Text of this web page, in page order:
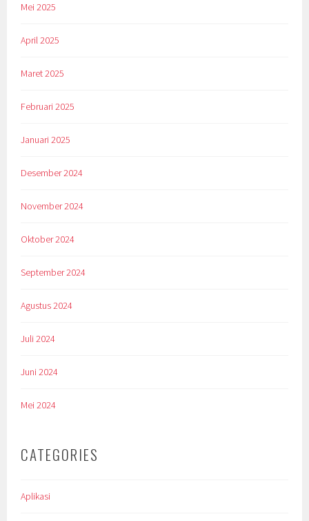
Mei 2025
April 2025
Maret 2025
Februari 2025
Januari 2025
Desember 2024
November 2024
Oktober 2024
September 2024
Agustus 2024
Juli 2024
Juni 2024
Mei 2024
CATEGORIES
Aplikasi